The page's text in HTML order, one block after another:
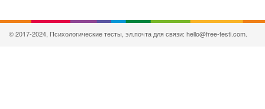
© 2017-2024, Психологические тесты, эл.почта для связи: hello@free-testi.com.